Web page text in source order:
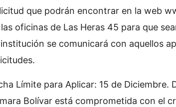
que podrán encontrar en la web
oficinas de Las Heras 45 para que
se comunicará con aquellos
Límite para Aplicar: 15 de Diciembre.
Bolívar está comprometida con el